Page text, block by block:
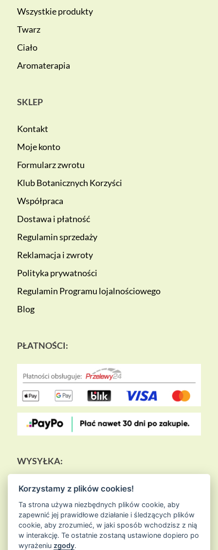
Wszystkie produkty
Twarz
Ciało
Aromaterapia
SKLEP
Kontakt
Moje konto
Formularz zwrotu
Klub Botanicznych Korzyści
Współpraca
Dostawa i płatność
Regulamin sprzedaży
Reklamacja i zwroty
Polityka prywatności
Regulamin Programu lojalnościowego
Blog
PŁATNOŚCI:
WYSYŁKA:
Korzystamy z plików cookies!
Ta strona używa niezbędnych plików cookie, aby
zapewnić jej prawidłowe działanie i śledzących plików
cookie, aby zrozumieć, w jaki sposób wchodzisz z nią
w interakcję. Te ostatnie zostaną ustawione dopiero po
wyrażeniu zgody.